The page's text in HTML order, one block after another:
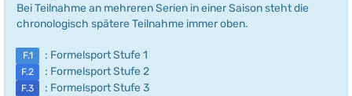
Bei Teilnahme an mehreren Serien in einer Saison steht die
chronologisch spätere Teilnahme immer oben.
F.1 : Formelsport Stufe 1
F.2 : Formelsport Stufe 2
F.3 : Formelsport Stufe 3